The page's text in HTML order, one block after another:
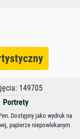
149705
Portrety
Dostępny jako wydruk na
papierze niepowlekanym